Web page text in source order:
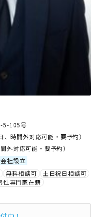
5-105号
時間外対応可能・要予約）
外対応可能・要予約）
会社設立
無料相談可
土日祝日相談可
性専門家在籍